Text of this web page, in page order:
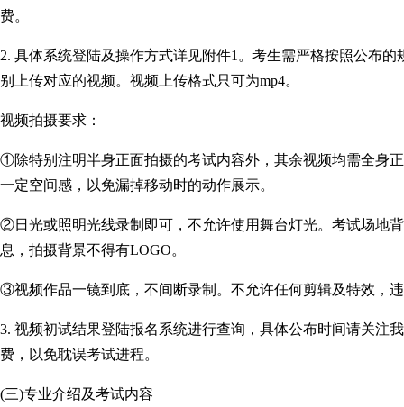
费。
2. 具体系统登陆及操作方式详见附件1。考生需严格按照公布
别上传对应的视频。视频上传格式只可为mp4。
视频拍摄要求：
①除特别注明半身正面拍摄的考试内容外，其余视频均需全身
一定空间感，以免漏掉移动时的动作展示。
②日光或照明光线录制即可，不允许使用舞台灯光。考试场地
息，拍摄背景不得有LOGO。
③视频作品一镜到底，不间断录制。不允许任何剪辑及特效，
3. 视频初试结果登陆报名系统进行查询，具体公布时间请关注
费，以免耽误考试进程。
(三)专业介绍及考试内容